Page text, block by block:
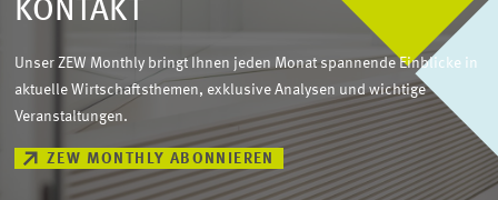
KONTAKT
Unser ZEW Monthly bringt Ihnen jeden Monat spannende Einblicke in
aktuelle Wirtschaftsthemen, exklusive Analysen und wichtige
Veranstaltungen.
ZEW MONTHLY ABONNIEREN